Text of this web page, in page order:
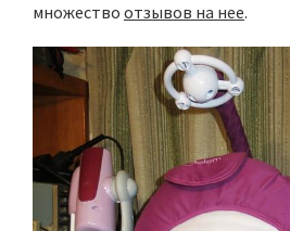
множество отзывов на нее.